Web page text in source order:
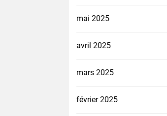
mai 2025
avril 2025
mars 2025
février 2025